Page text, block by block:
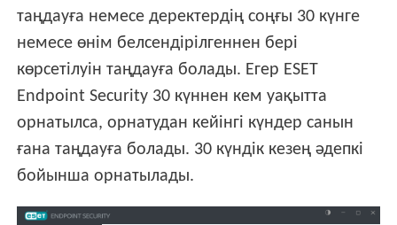
таңдауға немесе деректердің соңғы 30 күнге
немесе өнім белсендірілгеннен бері
көрсетілуін таңдауға болады. Егер ESET
Endpoint Security 30 күннен кем уақытта
орнатылса, орнатудан кейінгі күндер санын
ғана таңдауға болады. 30 күндік кезең әдепкі
бойынша орнатылады.